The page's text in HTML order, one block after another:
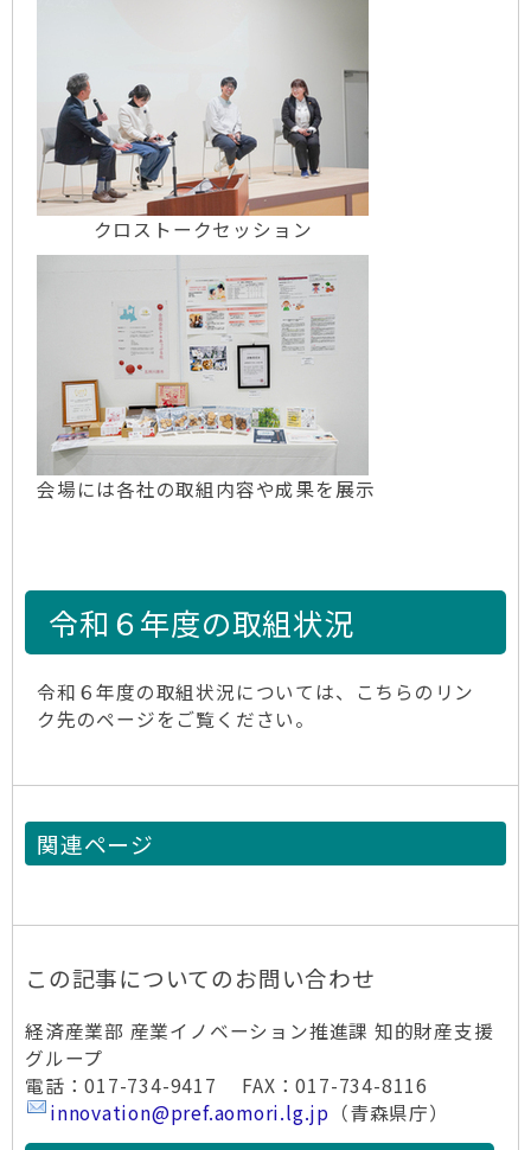
クロストークセッション
会場には各社の取組内容や成果を展示
令和６年度の取組状況
令和６年度の取組状況については、こちらのリン
ク先のページをご覧ください。
関連ページ
この記事についてのお問い合わせ
経済産業部 産業イノベーション推進課 知的財産支援
グループ
電話：017-734-9417 FAX：017-734-8116
innovation@pref.aomori.lg.jp （青森県庁）